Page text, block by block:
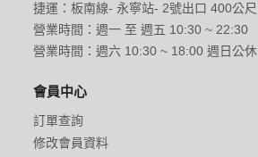
捷運：板南線- 永寧站- 2號出口 400公尺
營業時間：週一 至 週五 10:30 ~ 22:30
營業時間：週六 10:30 ~ 18:00 週日公休
會員中心
訂單查詢
修改會員資料